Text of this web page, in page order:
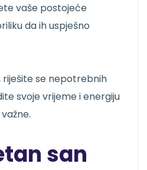
vaše postojeće
da ih uspješno
riješite se nepotrebnih
svoje vrijeme i energiju
san